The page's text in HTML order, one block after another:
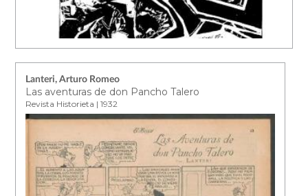
Lanteri, Arturo Romeo
Las aventuras de don Pancho Talero
Revista Historieta | 1932